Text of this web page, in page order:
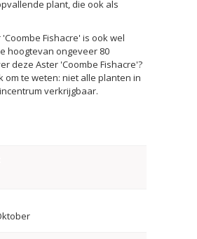
plant, die ook als
Fishacre' is ook wel
hoogtevan ongeveer 80
deze Aster 'Coombe Fishacre'?
om te weten: niet alle planten in
verkrijgbaar.